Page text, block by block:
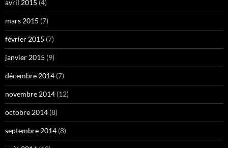
avril 2015 (4)
mars 2015 (7)
février 2015 (7)
janvier 2015 (9)
décembre 2014 (7)
novembre 2014 (12)
octobre 2014 (8)
septembre 2014 (8)